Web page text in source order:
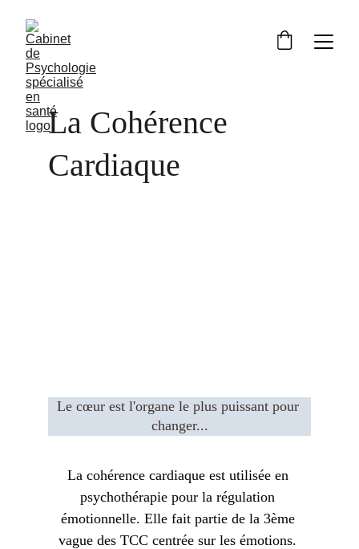
La Cohérence
Cardiaque
La cohérence cardiaque est utilisée en
psychothérapie pour la régulation
émotionnelle. Elle fait partie de la 3ème
vague des TCC centrée sur les émotions.
Le cœur est l'organe le plus puissant pour
changer...